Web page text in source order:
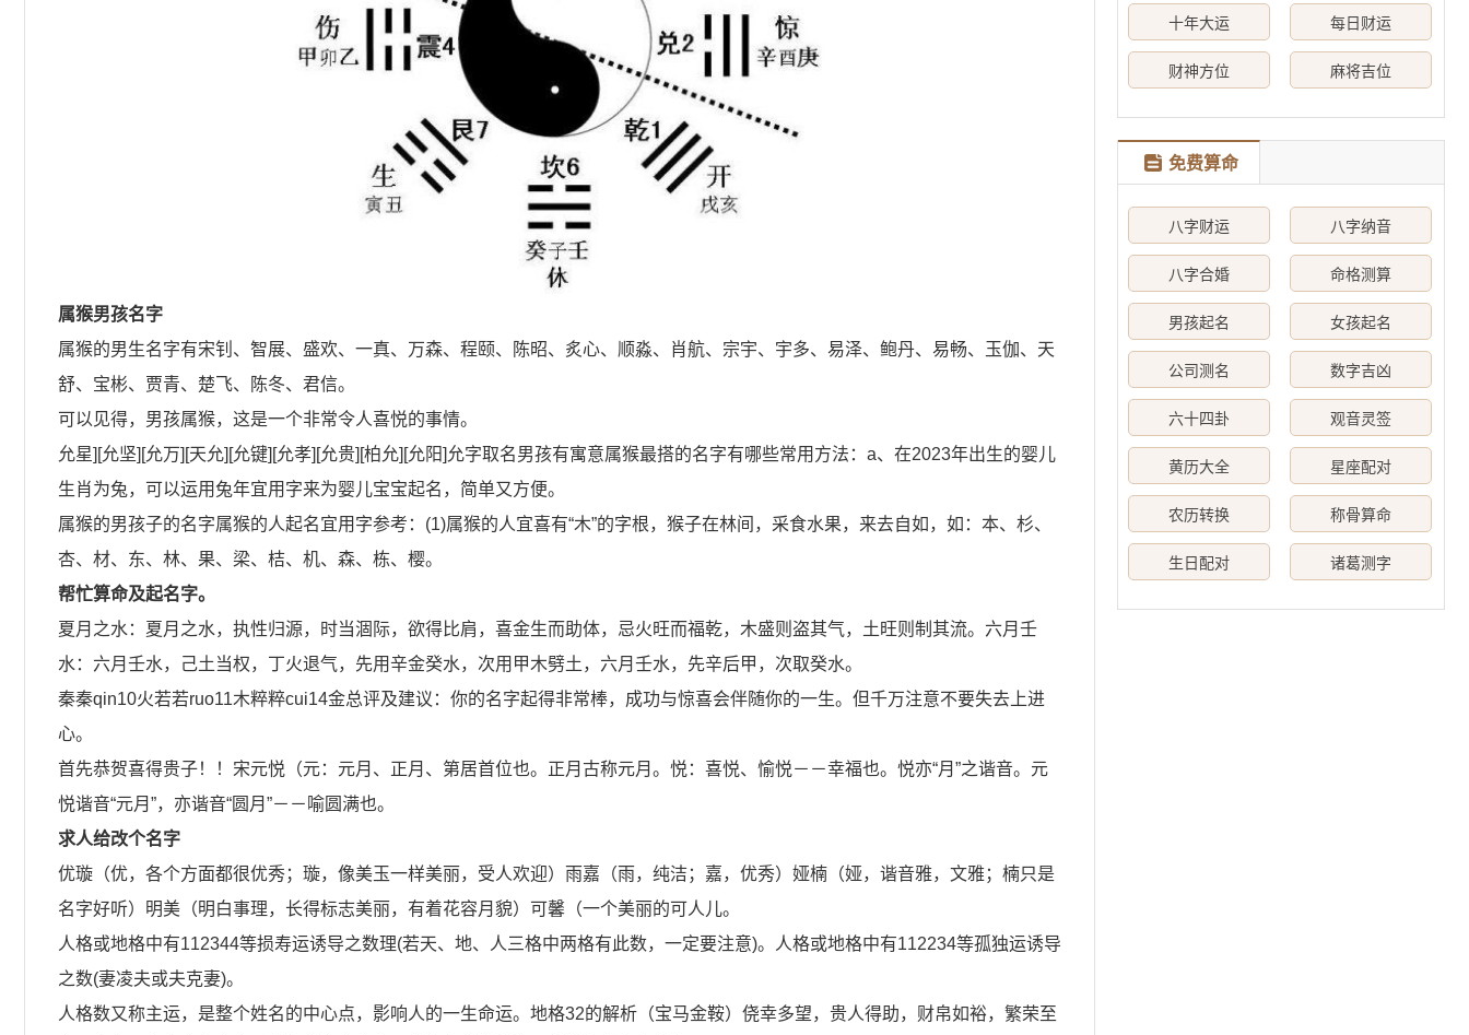
属猴男孩名字
属猴的男生名字有宋钊、智展、盛欢、一真、万森、程颐、陈昭、炙心、顺淼、肖航、宗宇、宇多、易泽、鲍丹、易畅、玉伽、天
舒、宝彬、贾青、楚飞、陈冬、君信。
可以见得，男孩属猴，这是一个非常令人喜悦的事情。
允星][允坚][允万][天允][允键][允孝][允贵][柏允][允阳]允字取名男孩有寓意属猴最搭的名字有哪些常用方法：a、在2023年出生的婴儿
生肖为兔，可以运用兔年宜用字来为婴儿宝宝起名，简单又方便。
属猴的男孩子的名字属猴的人起名宜用字参考：(1)属猴的人宜喜有“木”的字根，猴子在林间，采食水果，来去自如，如：本、杉、
杏、材、东、林、果、梁、桔、机、森、栋、樱。
帮忙算命及起名字。
夏月之水：夏月之水，执性归源，时当涸际，欲得比肩，喜金生而助体，忌火旺而福乾，木盛则盗其气，土旺则制其流。六月壬
水：六月壬水，己土当权，丁火退气，先用辛金癸水，次用甲木劈土，六月壬水，先辛后甲，次取癸水。
秦秦qin10火若若ruo11木粹粹cui14金总评及建议：你的名字起得非常棒，成功与惊喜会伴随你的一生。但千万注意不要失去上进
心。
首先恭贺喜得贵子！！宋元悦（元：元月、正月、第居首位也。正月古称元月。悦：喜悦、愉悦－－幸福也。悦亦“月”之谐音。元
悦谐音“元月”，亦谐音“圆月”－－喻圆满也。
求人给改个名字
优璇（优，各个方面都很优秀；璇，像美玉一样美丽，受人欢迎）雨嘉（雨，纯洁；嘉，优秀）娅楠（娅，谐音雅，文雅；楠只是
名字好听）明美（明白事理，长得标志美丽，有着花容月貌）可馨（一个美丽的可人儿。
人格或地格中有112344等损寿运诱导之数理(若天、地、人三格中两格有此数，一定要注意)。人格或地格中有112234等孤独运诱导
之数(妻凌夫或夫克妻)。
人格数又称主运，是整个姓名的中心点，影响人的一生命运。地格32的解析（宝马金鞍）侥幸多望，贵人得助，财帛如裕，繁荣至
十年大运 每日财运
财神方位 麻将吉位
免费算命
八字财运 八字纳音
八字合婚 命格测算
男孩起名 女孩起名
公司测名 数字吉凶
六十四卦 观音灵签
黄历大全 星座配对
农历转换 称骨算命
生日配对 诸葛测字